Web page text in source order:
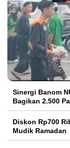
Sinergi Banom
Bagikan 2.500
Diskon Rp700
Mudik Ramadan